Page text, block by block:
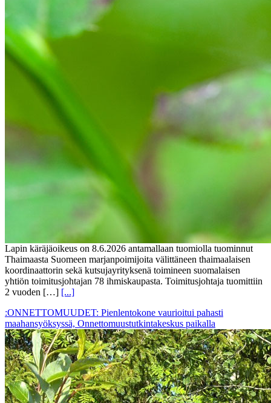
Lapin käräjäoikeus on 8.6.2026 antamallaan tuomiolla tuominnut
Thaimaasta Suomeen marjanpoimijoita välittäneen thaimaalaisen
koordinaattorin sekä kutsujayrityksenä toimineen suomalaisen
yhtiön toimitusjohtajan 78 ihmiskaupasta. Toimitusjohtaja tuomittiin
2 vuoden […] [...]
:ONNETTOMUUDET: Pienlentokone vaurioitui pahasti
maahansyöksyssä, Onnettomuustutkintakeskus paikalla